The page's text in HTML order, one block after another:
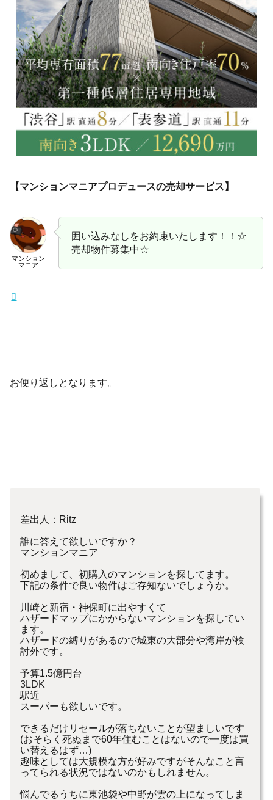
【マンションマニアプロデュースの売却サービス】
マンション
マニア
囲い込みなしをお約束いたします！！☆
売却物件募集中☆
お便り返しとなります。
差出人：Ritz
誰に答えて欲しいですか？
マンションマニア
初めまして、初購入のマンションを探してます。
下記の条件で良い物件はご存知ないでしょうか。
川崎と新宿・神保町に出やすくて
ハザードマップにかからないマンションを探してい
ます。
ハザードの縛りがあるので城東の大部分や湾岸が検
討外です。
予算1.5億円台
3LDK
駅近
スーパーも欲しいです。
できるだけリセールが落ちないことが望ましいです
(おそらく死ぬまで60年住むことはないので一度は買
い替えるはず…)
趣味としては大規模な方が好みですがそんなこと言
ってられる状況ではないのかもしれません。
悩んでるうちに東池袋や中野が雲の上になってしま